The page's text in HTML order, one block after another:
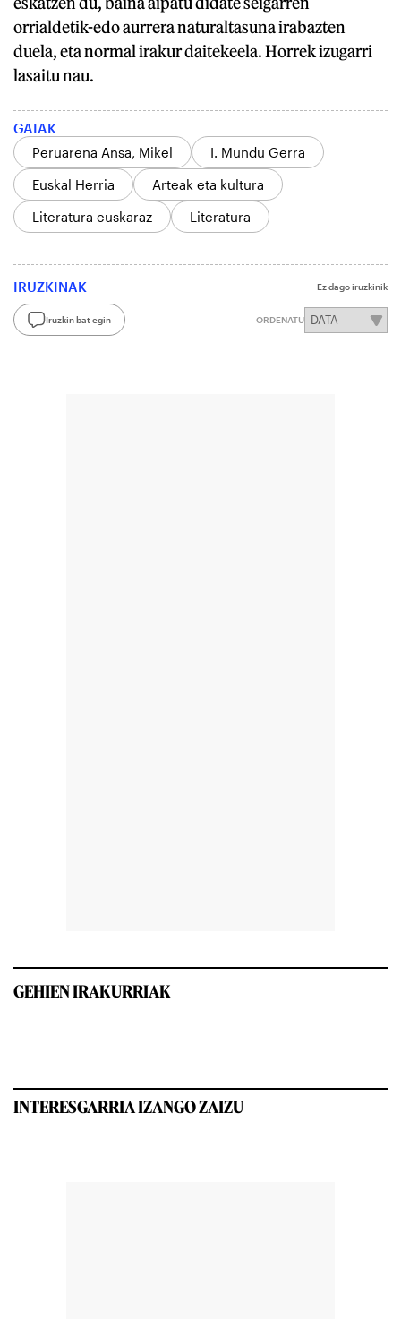
orrialdetik-edo aurrera naturaltasuna irabazten
duela, eta normal irakur daitekeela. Horrek izugarri
lasaitu nau.
GAIAK
Peruarena Ansa, Mikel
I. Mundu Gerra
Euskal Herria
Arteak eta kultura
Literatura euskaraz
Literatura
IRUZKINAK Ez dago iruzkinik
Iruzkin bat egin ORDENATU
GEHIEN IRAKURRIAK
INTERESGARRIA IZANGO ZAIZU